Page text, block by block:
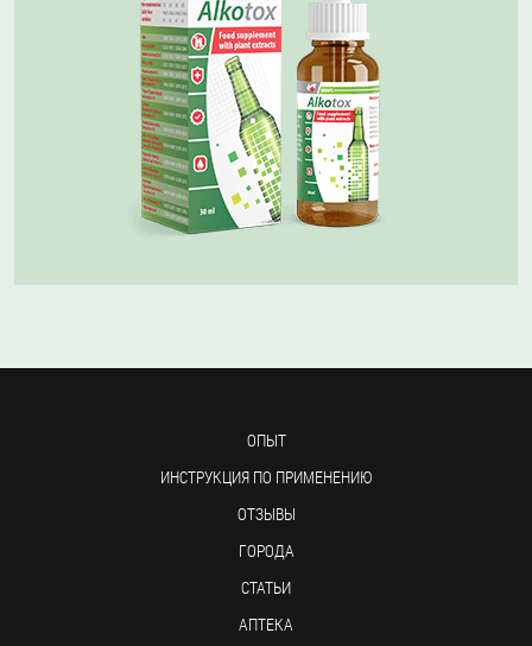
ОПЫТ
ИНСТРУКЦИЯ ПО ПРИМЕНЕНИЮ
ОТЗЫВЫ
ГОРОДА
СТАТЬИ
АПТЕКА